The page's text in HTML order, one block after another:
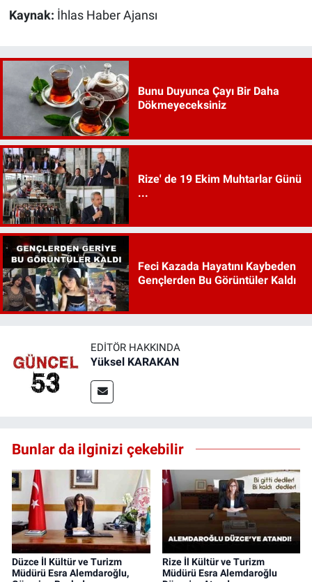
Kaynak: İhlas Haber Ajansı
Bunu Duyunca Çayı Bir Daha
Dökmeyeceksiniz
Rize' de 19 Ekim Muhtarlar Günü
...
Feci Kazada Hayatını Kaybeden
Gençlerden Bu Görüntüler Kaldı
EDITÖR HAKKINDA
Yüksel KARAKAN
Bunlar da ilginizi çekebilir
Düzce İl Kültür ve Turizm
Müdürü Esra Alemdaroğlu,
Rize İl Kültür ve Turizm
Müdürü Esra Alemdaroğlu